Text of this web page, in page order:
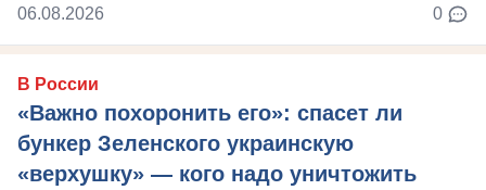
06.08.2026 0
В России
«Важно похоронить его»: спасет ли
бункер Зеленского украинскую
«верхушку» — кого надо уничтожить